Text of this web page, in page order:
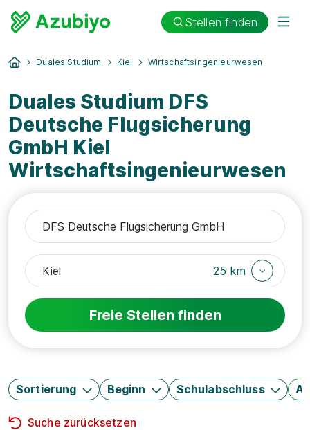
Stellen finden
Duales Studium Kiel Wirtschaftsingenieurwesen
Duales Studium DFS
Deutsche Flugsicherung
GmbH Kiel
Wirtschaftsingenieurwesen
25 km
Freie Stellen finden
Sortierung Beginn Schulabschluss
Suche zurücksetzen